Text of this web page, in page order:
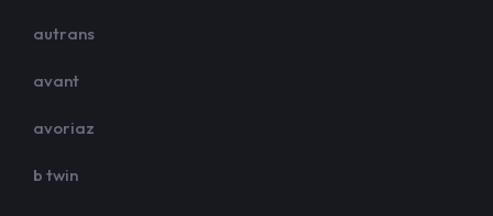
autrans
avant
avoriaz
b twin